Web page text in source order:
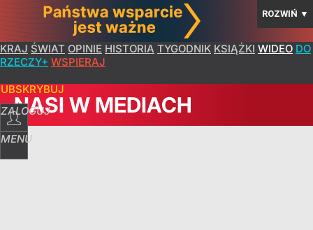
ROZWIŃ ▼
KRAJ ŚWIAT OPINIE HISTORIA TYGODNIK KSIĄŻKI WIDEO DO
RZECZY+ WSPIERAJ
ZALOGUJ
MENU
NASI W MEDIACH